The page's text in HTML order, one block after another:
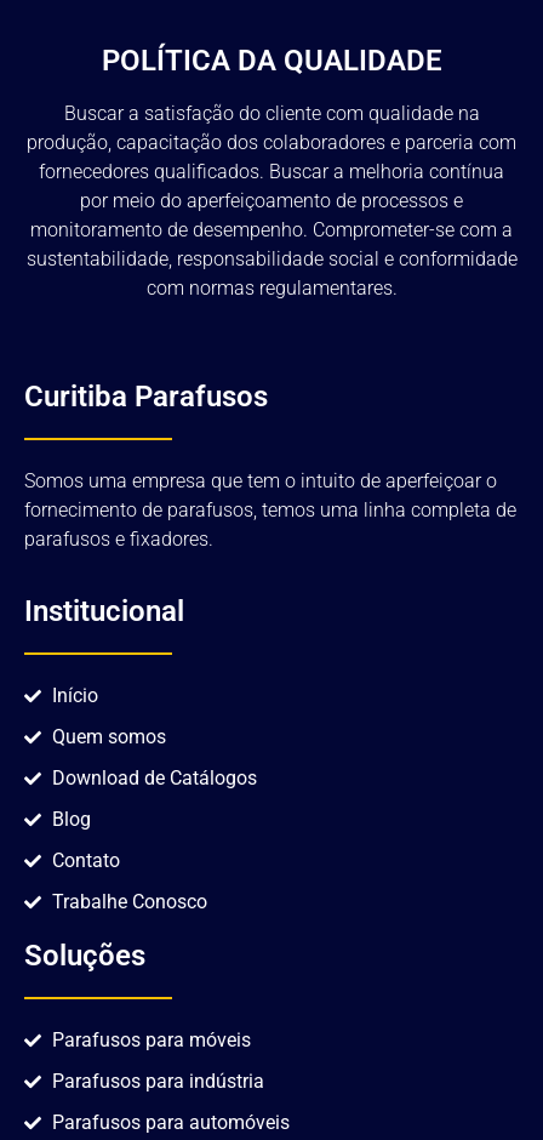
POLÍTICA DA QUALIDADE
Buscar a satisfação do cliente com qualidade na
produção, capacitação dos colaboradores e parceria com
fornecedores qualificados. Buscar a melhoria contínua
por meio do aperfeiçoamento de processos e
monitoramento de desempenho. Comprometer-se com a
sustentabilidade, responsabilidade social e conformidade
com normas regulamentares.
Curitiba Parafusos
Somos uma empresa que tem o intuito de aperfeiçoar o
fornecimento de parafusos, temos uma linha completa de
parafusos e fixadores.
Institucional
Início
Quem somos
Download de Catálogos
Blog
Contato
Trabalhe Conosco
Soluções
Parafusos para móveis
Parafusos para indústria
Parafusos para automóveis